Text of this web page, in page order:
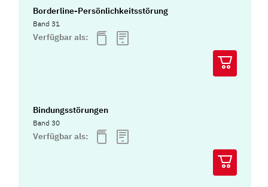
Borderline-Persönlichkeitsstörung
Band 31
Verfügbar als:
Bindungsstörungen
Band 30
Verfügbar als: